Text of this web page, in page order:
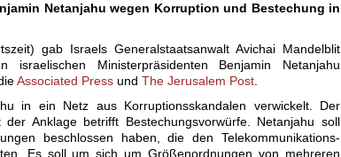
Netanjahu wegen Korruption und Bestechung in
gab Israels Generalstaatsanwalt Avichai Mandelblit
Ministerpräsidenten Benjamin Netanjahu
Associated Press und The Jerusalem Post
in ein Netz aus Korruptionsskandalen verwickelt. Der
der Anklage betrifft Bestechungsvorwürfe. Netanjahu soll
beschlossen haben, die den Telekommunikations-
Es soll um sich um Größenordnungen von mehreren